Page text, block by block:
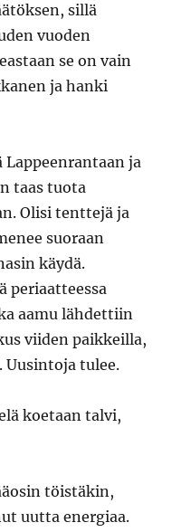
sillä
vuoden
se on vain
ja hanki
ja
taas tuota
Olisi tenttejä ja
suoraan
käydä.
periaatteessa
aamu lähdettiin
viiden paikkeilla,
Uusintoja tulee.
koetaan talvi,
töistäkin,
uutta energiaa.